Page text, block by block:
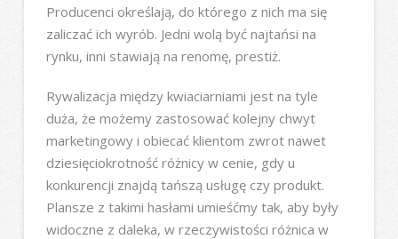
Producenci określają, do którego z nich ma się
zaliczać ich wyrób. Jedni wolą być najtańsi na
rynku, inni stawiają na renomę, prestiż.
Rywalizacja między kwiaciarniami jest na tyle
duża, że możemy zastosować kolejny chwyt
marketingowy i obiecać klientom zwrot nawet
dziesięciokrotność różnicy w cenie, gdy u
konkurencji znajdą tańszą usługę czy produkt.
Plansze z takimi hasłami umieśćmy tak, aby były
widoczne z daleka, w rzeczywistości różnica w